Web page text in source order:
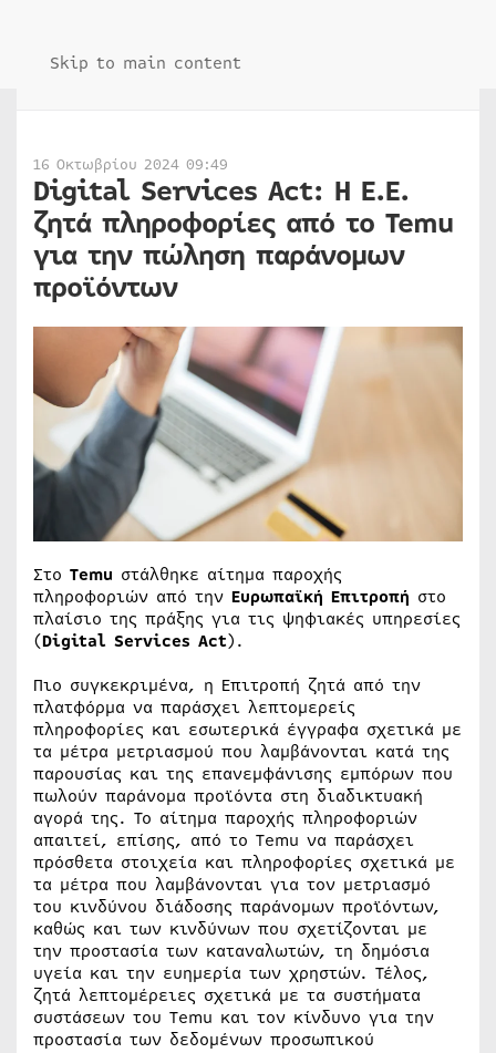
Skip to main content
16 Οκτωβρίου 2024 09:49
Digital Services Act: Η Ε.Ε.
ζητά πληροφορίες από το Temu
για την πώληση παράνομων
προϊόντων
Στο Temu στάλθηκε αίτημα παροχής
πληροφοριών από την Ευρωπαϊκή Επιτροπή στο
πλαίσιο της πράξης για τις ψηφιακές υπηρεσίες
(Digital Services Act).
Πιο συγκεκριμένα, η Επιτροπή ζητά από την
πλατφόρμα να παράσχει λεπτομερείς
πληροφορίες και εσωτερικά έγγραφα σχετικά με
τα μέτρα μετριασμού που λαμβάνονται κατά της
παρουσίας και της επανεμφάνισης εμπόρων που
πωλούν παράνομα προϊόντα στη διαδικτυακή
αγορά της. Το αίτημα παροχής πληροφοριών
απαιτεί, επίσης, από το Temu να παράσχει
πρόσθετα στοιχεία και πληροφορίες σχετικά με
τα μέτρα που λαμβάνονται για τον μετριασμό
του κινδύνου διάδοσης παράνομων προϊόντων,
καθώς και των κινδύνων που σχετίζονται με
την προστασία των καταναλωτών, τη δημόσια
υγεία και την ευημερία των χρηστών. Τέλος,
ζητά λεπτομέρειες σχετικά με τα συστήματα
συστάσεων του Temu και τον κίνδυνο για την
προστασία των δεδομένων προσωπικού